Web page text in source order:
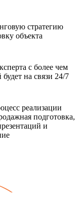
стратегию
объекта
с более чем
на связи 24/7
реализации
подготовка,
и